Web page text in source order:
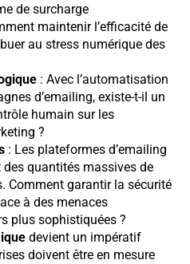
de surcharge
maintenir l’efficacité de
au stress numérique des
: Avec l’automatisation
d’emailing, existe-t-il un
humain sur les
?
: Les plateformes d’emailing
quantités massives de
Comment garantir la sécurité
à des menaces
plus sophistiquées ?
devient un impératif
doivent être en mesure